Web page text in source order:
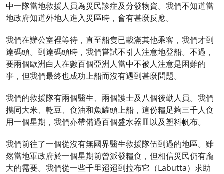
中一隊當地救援人員為災民診症及分發物資。我們不知道當
地政府知道外地人進入災區時，會有甚麼反應。
我們在辦公室裡等待，直至船隻已載滿其他乘客，我們才到
達碼頭。到達碼頭時，我們嘗試不引人注意地登船。不過，
要兩個歐洲白人在數百個亞洲人當中不被人注意是困難的
事，但我們最終也成功上船而沒有遇到甚麼問題。
我們的救援隊有兩個醫生、兩個護士及八個後勤人員。我們
攜同大米、乾豆、食油和魚罐頭上船，這份糧足夠三千人食
用一個星期，我們亦帶備過百個盛水器皿以及塑料帆布。
我們前往了一個從沒有無國界醫生救援隊伍到過的地區。雖
然當地軍政府於一個星期前曾派發糧食，但相信災民仍有龐
大的需要。我們從一些千里迢迢到拉布它（Labutta）求助